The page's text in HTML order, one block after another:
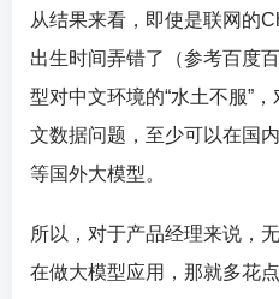
从结果来看，即使是联网的
出生时间弄错了（参考百度
型对中文环境的“水土不服”
文数据问题，至少可以在国
等国外大模型。
所以，对于产品经理来说，
在做大模型应用，那就多花